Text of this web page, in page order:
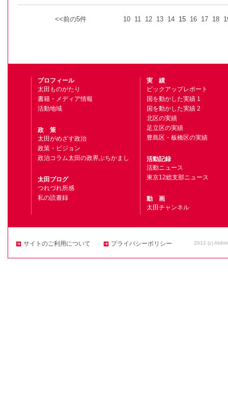
<<前の5件 10 11 12 13 14 15 16 17 18
プロフィール
太田ものがたり
書籍・メディア情報
活動地域
政 策
太田がめざす政治
政策・ビジョン
政治コラム太田の政界ぶちかまし
太田ブログ
つれづれ所感
私の読書録
実 績
ピックアップレポート
国を動かした実績 1
国を動かした実績 2
北区の実績
足立区の実績
豊島区・板橋区の実績
活動記録
活動ニュース
東京12総支部ニュース
動 画
太田チャンネル
サイトのご利用について プライバシーポリシー 2012 (c)